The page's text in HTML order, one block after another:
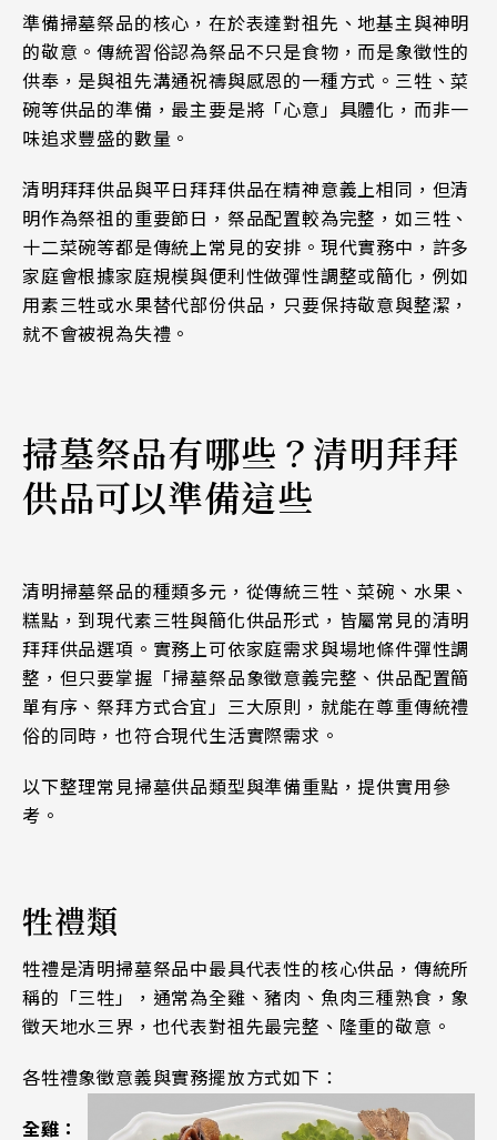
準備掃墓祭品的核心，在於表達對祖先、地基主與神明
的敬意。傳統習俗認為祭品不只是食物，而是象徵性的
供奉，是與祖先溝通祝禱與感恩的一種方式。三牲、菜
碗等供品的準備，最主要是將「心意」具體化，而非一
味追求豐盛的數量。
清明拜拜供品與平日拜拜供品在精神意義上相同，但清
明作為祭祖的重要節日，祭品配置較為完整，如三牲、
十二菜碗等都是傳統上常見的安排。現代實務中，許多
家庭會根據家庭規模與便利性做彈性調整或簡化，例如
用素三牲或水果替代部份供品，只要保持敬意與整潔，
就不會被視為失禮。
掃墓祭品有哪些？清明拜拜
供品可以準備這些
清明掃墓祭品的種類多元，從傳統三牲、菜碗、水果、
糕點，到現代素三牲與簡化供品形式，皆屬常見的清明
拜拜供品選項。實務上可依家庭需求與場地條件彈性調
整，但只要掌握「掃墓祭品象徵意義完整、供品配置簡
單有序、祭拜方式合宜」三大原則，就能在尊重傳統禮
俗的同時，也符合現代生活實際需求。
以下整理常見掃墓供品類型與準備重點，提供實用參
考。
牲禮類
牲禮是清明掃墓祭品中最具代表性的核心供品，傳統所
稱的「三牲」，通常為全雞、豬肉、魚肉三種熟食，象
徵天地水三界，也代表對祖先最完整、隆重的敬意。
各牲禮象徵意義與實務擺放方式如下：
全雞：